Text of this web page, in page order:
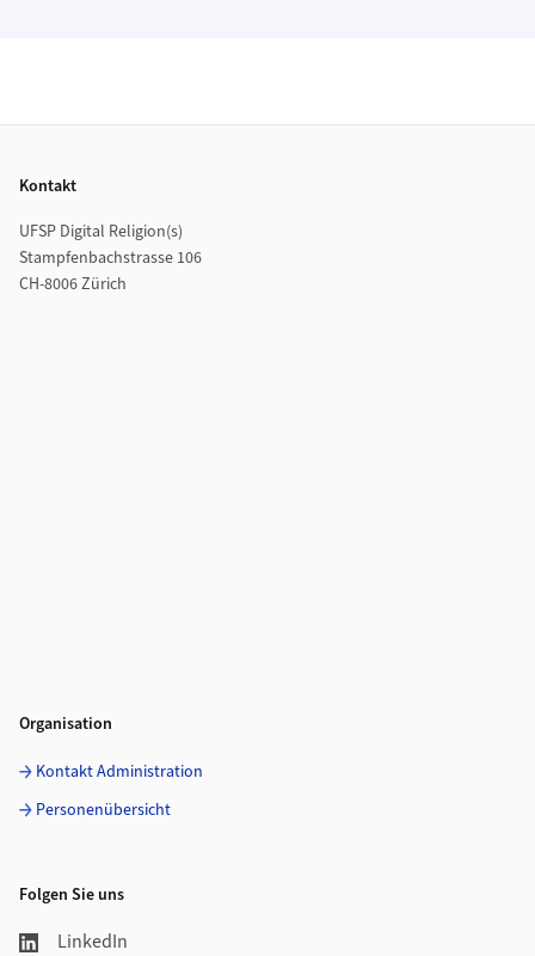
Kontakt
UFSP Digital Religion(s)
Stampfenbachstrasse 106
CH-8006 Zürich
Organisation
Kontakt Administration
Personenübersicht
Folgen Sie uns
LinkedIn